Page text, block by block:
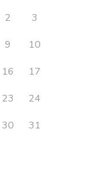
2
3
9
10
16
17
23
24
30 31